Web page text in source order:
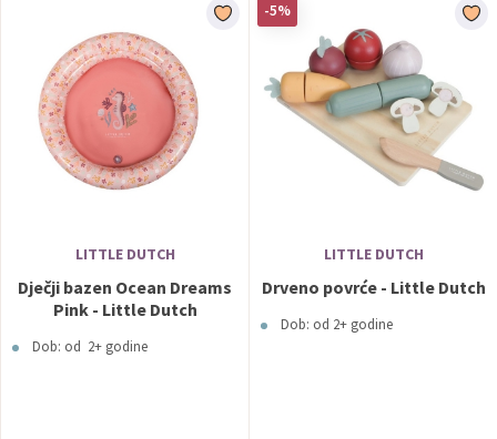
LITTLE DUTCH
Dječji bazen Ocean Dreams
Pink - Little Dutch
Dob: od 2+ godine
-5%
LITTLE DUTCH
Drveno povrće - Little Dutch
Dob: od 2+ godine